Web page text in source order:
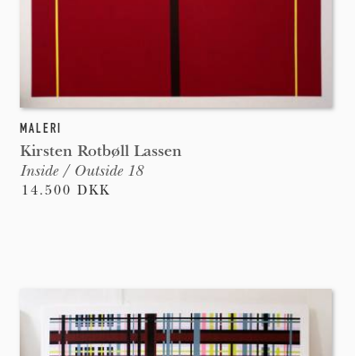
MALERI
Kirsten Rotbøll Lassen
Inside / Outside 18
14.500 DKK